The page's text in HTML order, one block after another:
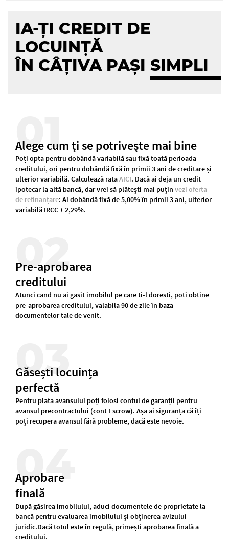
IA-ȚI CREDIT DE
LOCUINȚĂ
ÎN CÂȚIVA PAȘI SIMPLI
01
Alege cum ți se potrivește mai bine
Poți opta pentru dobândă variabilă sau fixă toată perioada
creditului, ori pentru dobândă fixă în primii 3 ani de creditare și
ulterior variabilă. Calculează rataAICI. Dacă ai deja un credit
ipotecar la altă bancă, dar vrei să plătești mai puțin vezi oferta
de refinanțare: Ai dobândă fixă de 5,00% în primii 3 ani, ulterior
variabilă IRCC + 2,29%.
02
Pre-aprobarea
creditului
Atunci cand nu ai gasit imobilul pe care ti-l doresti, poti obtine
pre-aprobarea creditului, valabila 90 de zile în baza
documentelor tale de venit.
03
Găsești locuința
perfectă
Pentru plata avansului poți folosi contul de garanții pentru
avansul precontractului (cont Escrow). Așa ai siguranța că îți
poți recupera avansul fără probleme, dacă este nevoie.
04
Aprobare
finală
După găsirea imobilului, aduci documentele de proprietate la
bancă pentru evaluarea imobilului și obținerea avizului
juridic.Dacă totul este în regulă, primești aprobarea finală a
creditului.